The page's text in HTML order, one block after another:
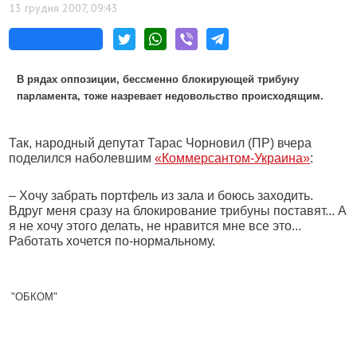
13 грудня 2007, 09:43
В рядах оппозиции, бессменно блокирующей трибуну
парламента, тоже назревает недовольство происходящим.
Так, народный депутат Тарас Чорновил (ПР) вчера
поделился наболевшим«Коммерсантом-Украина»:
– Хочу забрать портфель из зала и боюсь заходить.
Вдруг меня сразу на блокирование трибуны поставят... А
я не хочу этого делать, не нравится мне все это...
Работать хочется по-нормальному.
"ОБКОМ"